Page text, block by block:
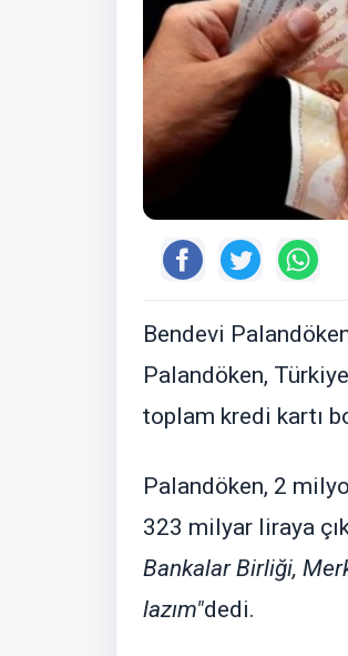
Bendevi
Palandöken,
toplam kredi kartı
Palandöken, 2
323 milyar liraya
Bankalar Birliği,
lazım"dedi.